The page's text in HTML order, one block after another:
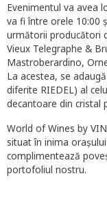
Evenimentul va avea
va fi între orele 10:00
următorii producători
Vieux Telegraphe &
Mastroberardino,
La acestea, se
diferite RIEDEL) al
decantoare din cristal
World of Wines by
situat în inima
complimentează
portofoliul nostru.